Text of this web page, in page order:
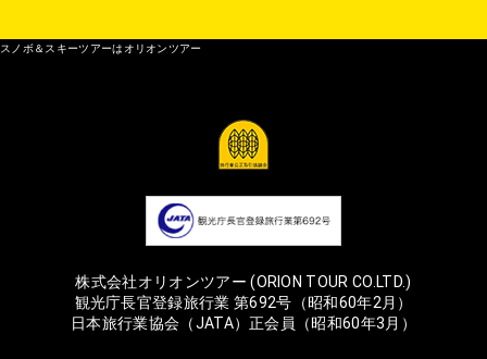
スノボ＆スキーツアーはオリオンツアー
株式会社オリオンツアー (ORION TOUR CO.LTD.)
観光庁長官登録旅行業 第692号（昭和60年2月）
日本旅行業協会（JATA）正会員（昭和60年3月）